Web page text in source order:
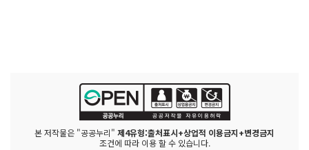
본 저작물은 "공공누리" 제4유형:출처표시+상업적 이용금지+변경금지
조건에 따라 이용 할 수 있습니다.